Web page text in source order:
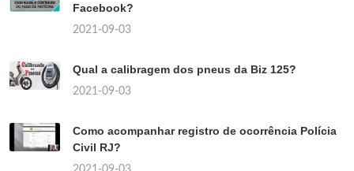
Facebook?
2021-09-03
Qual a calibragem dos pneus da Biz 125?
2021-09-03
Como acompanhar registro de ocorrência Polícia
Civil RJ?